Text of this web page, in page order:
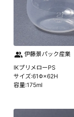
伊藤景パック産業
IKプリメローPS
サイズ:61Φ×62H
容量:175ml